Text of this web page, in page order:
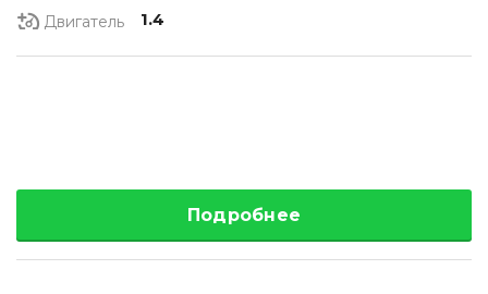
Двигатель 1.4
Подробнее